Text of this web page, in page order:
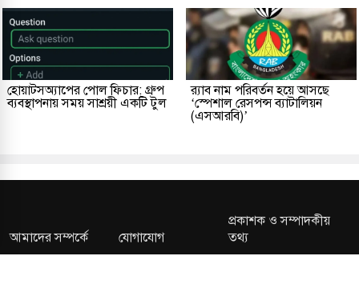
হোয়াটসঅ্যাপের পোল ফিচার: গ্রুপ
ব্যবস্থাপনায় সময় সাশ্রয়ী একটি টুল
র‌্যাব নাম পরিবর্তন হয়ে আসছে
‘স্পেশাল রেসপন্স ব্যাটালিয়ন
(এসআরবি)’
আমাদের সম্পর্কে যোগাযোগ
প্রকাশক ও সম্পাদকীয়
তথ্য